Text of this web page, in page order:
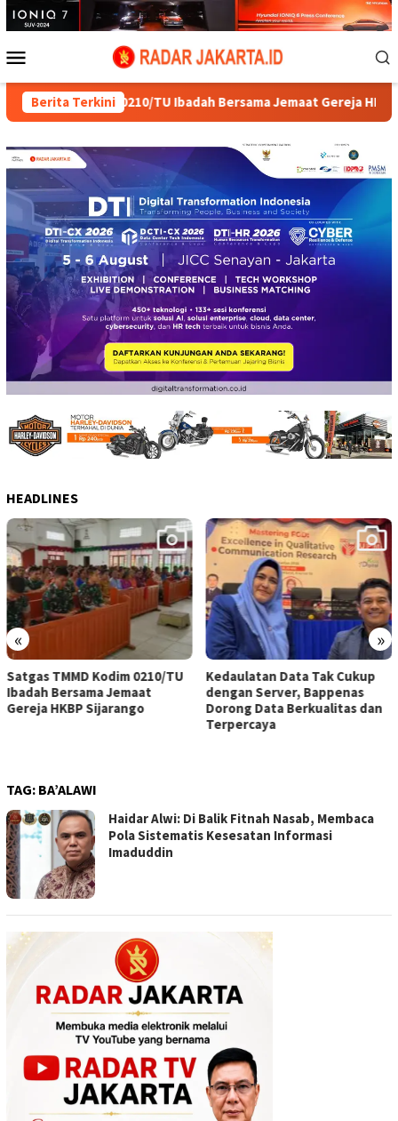
Loncat
ke
Mobile
Berita Terkini
Kodim 0210/TU Ibadah Bersama Jemaat Gereja HKBP Sijarango
HEADLINES
« »
Kedaulatan Data Tak Cukup
dengan Server, Bappenas
Dorong Data Berkualitas dan
81 Tahun Merdeka: Goyang
Dangdut Koruptor dengan
Oligarki ?
TAG: BA’ALAWI
Haidar Alwi: Di Balik Fitnah Nasab, Membaca
Pola Sistematis Kesesatan Informasi
Imaduddin